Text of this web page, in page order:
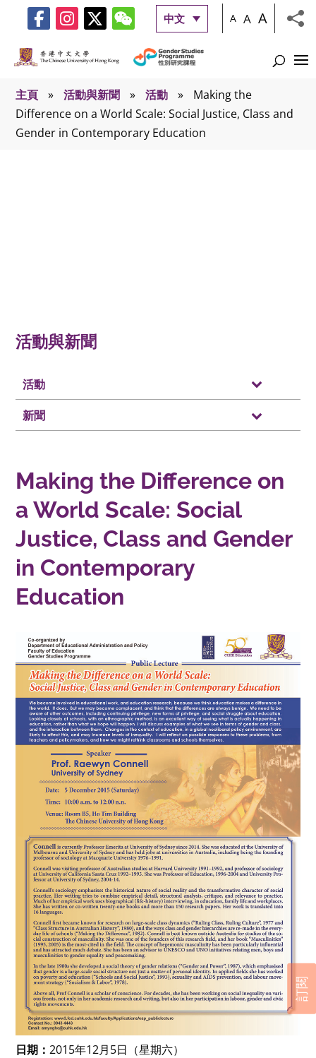
中文 A A A
主頁 » 活動與新聞 » 活動 »
Making the
Difference on a World Scale: Social Justice, Class and
Gender in Contemporary Education
活動與新聞
活動
新聞
Making the Difference on
a World Scale: Social
Justice, Class and Gender
in Contemporary
Education
日期：2015年12月5日（星期六）
訂閱